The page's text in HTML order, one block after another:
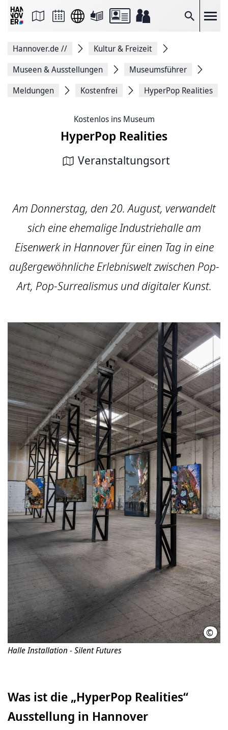
Suche
Seite
Facebook
teilen
Seitenlink
Hannover.de //
Kultur & Freizeit
Museen & Ausstellungen
Museumsführer
Meldungen
Kostenfrei HyperPop Realities
Kostenlos ins Museum
HyperPop Realities
Veranstaltungsort
Am Donnerstag, den 20. August, verwandelt
sich eine ehemalige Industriehalle am
Eisenwerk in Hannover für einen Tag in eine
außergewöhnliche Erlebniswelt zwischen Pop-
Art, Pop-Surrealismus und digitaler Kunst.
©
Halle Installation - Silent Futures
Was ist die „HyperPop Realities“
Ausstellung in Hannover